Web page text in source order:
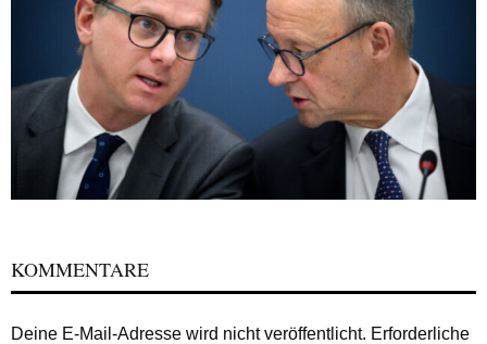
KOMMENTARE
Deine E-Mail-Adresse wird nicht veröffentlicht. Erforderliche